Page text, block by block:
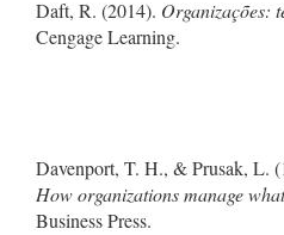
Daft, R. (2014). Organizações:
Cengage Learning.
Davenport, T. H., & Prusak, L.
How organizations manage
Business Press.